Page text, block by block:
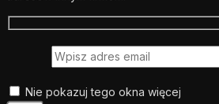
Nie pokazuj tego okna więcej